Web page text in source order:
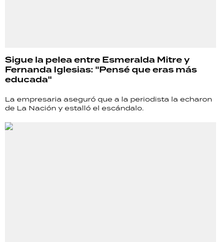
Sigue la pelea entre Esmeralda Mitre y
Fernanda Iglesias: "Pensé que eras más
educada"
La empresaria aseguró que a la periodista la echaron
de La Nación y estalló el escándalo.